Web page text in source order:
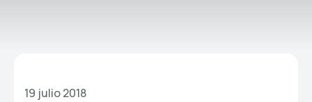
19 julio 2018